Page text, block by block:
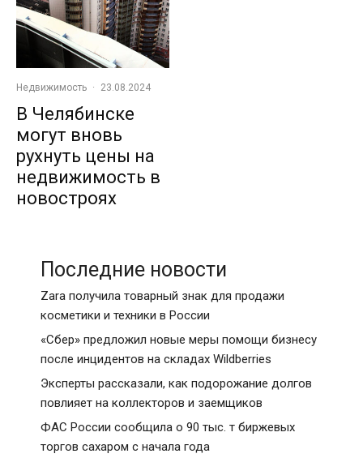
Недвижимость · 23.08.2024
В Челябинске
могут вновь
рухнуть цены на
недвижимость в
новостроях
Последние новости
Zara получила товарный знак для продажи
косметики и техники в России
«Сбер» предложил новые меры помощи бизнесу
после инцидентов на складах Wildberries
Эксперты рассказали, как подорожание долгов
повлияет на коллекторов и заемщиков
ФАС России сообщила о 90 тыс. т биржевых
торгов сахаром с начала года